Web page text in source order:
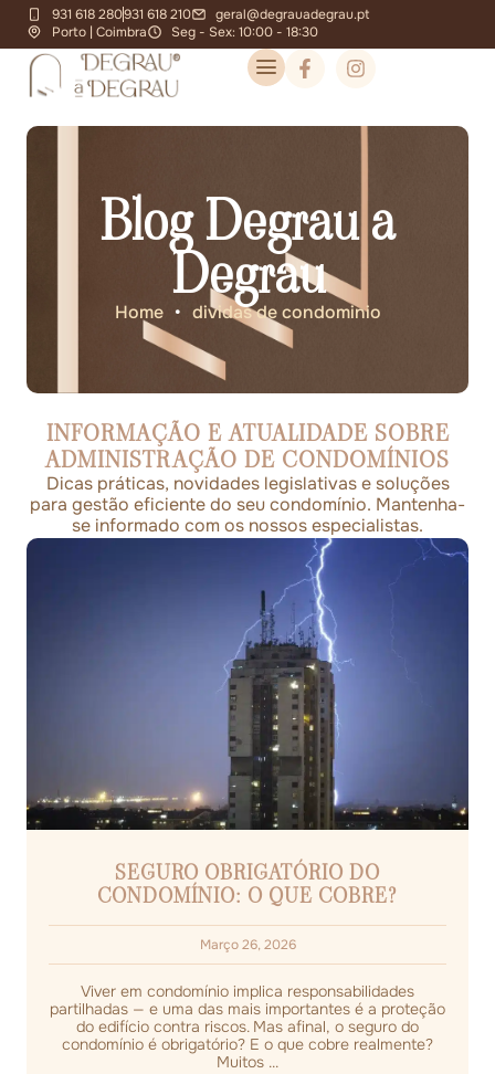
931 618 280931 618 210
geral@degrauadegrau.pt
Porto | Coimbra
Seg - Sex: 10:00 - 18:30
Blog Degrau a
Degrau
Home • dividas de condominio
INFORMAÇÃO E ATUALIDADE SOBRE
ADMINISTRAÇÃO DE CONDOMÍNIOS
Dicas práticas, novidades legislativas e soluções
para gestão eficiente do seu condomínio. Mantenha-
se informado com os nossos especialistas.
SEGURO OBRIGATÓRIO DO
CONDOMÍNIO: O QUE COBRE?
Março 26, 2026
Viver em condomínio implica responsabilidades
partilhadas — e uma das mais importantes é a proteção
do edifício contra riscos. Mas afinal, o seguro do
condomínio é obrigatório? E o que cobre realmente?
Muitos ...